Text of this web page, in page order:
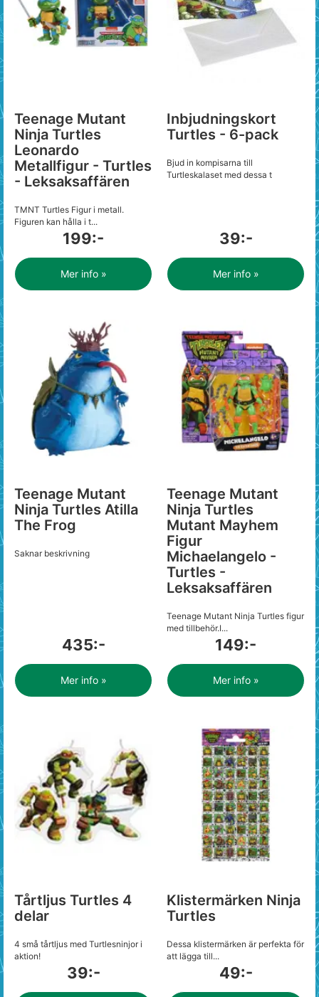
Teenage Mutant
Ninja Turtles
Leonardo
Metallfigur - Turtles
- Leksaksaffären
TMNT Turtles Figur i metall.
Figuren kan hålla i t...
199:-
Mer info »
Inbjudningskort
Turtles - 6-pack
Bjud in kompisarna till
Turtleskalaset med dessa t
39:-
Mer info »
Teenage Mutant
Ninja Turtles Atilla
The Frog
Saknar beskrivning
435:-
Mer info »
Teenage Mutant
Ninja Turtles
Mutant Mayhem
Figur
Michaelangelo -
Turtles -
Leksaksaffären
Teenage Mutant Ninja Turtles figur
med tillbehör.I...
149:-
Mer info »
Tårtljus Turtles 4
delar
4 små tårtljus med Turtlesninjor i
aktion!
39:-
Klistermärken Ninja
Turtles
Dessa klistermärken är perfekta för
att lägga till...
49:-